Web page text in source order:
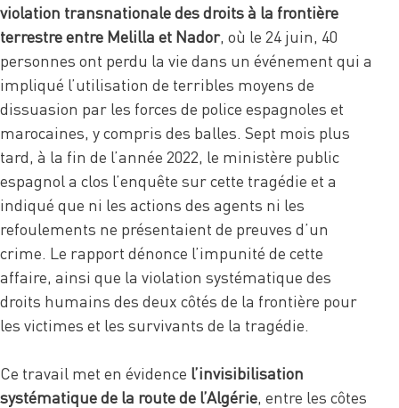
violation transnationale des droits à la frontière
terrestre entre Melilla et Nador, où le 24 juin, 40
personnes ont perdu la vie dans un événement qui a
impliqué l’utilisation de terribles moyens de
dissuasion par les forces de police espagnoles et
marocaines, y compris des balles. Sept mois plus
tard, à la fin de l’année 2022, le ministère public
espagnol a clos l’enquête sur cette tragédie et a
indiqué que ni les actions des agents ni les
refoulements ne présentaient de preuves d’un
crime. Le rapport dénonce l’impunité de cette
affaire, ainsi que la violation systématique des
droits humains des deux côtés de la frontière pour
les victimes et les survivants de la tragédie.
Ce travail met en évidence l’invisibilisation
systématique de la route de l’Algérie, entre les côtes